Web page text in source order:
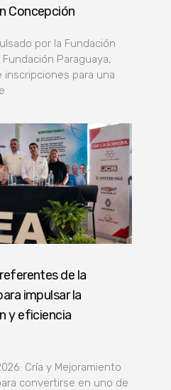
Concepción
por la Fundación
Paraguaya,
inscripciones para una
de la
impulsar la
y eficiencia
Cría y Mejoramiento
convertirse en uno de